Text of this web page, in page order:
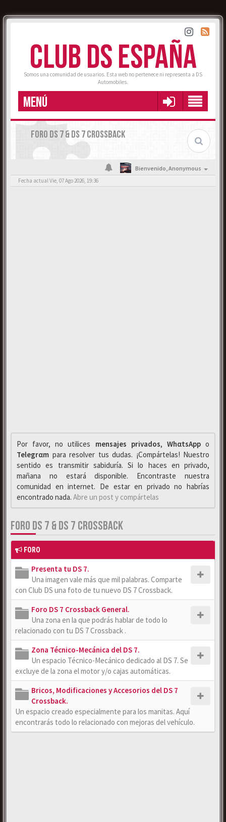
CLUB DS ESPAÑA
Somos una comunidad de usuarios. Esta web no pertenece ni representa a DS
Automobiles.
MENÚ
FORO DS 7 & DS 7 CROSSBACK
Bienvenido,Anonymous
Fecha actual Vie, 07 Ago 2026, 19:36
Por favor, no utilices mensajes privados, WhαtsAppo
Telegrαm para resolver tus dudas. ¡Compártelas! Nuestro
sentido es transmitir sabiduría. Si lo haces en privado,
mañana no estará disponible. Encontraste nuestra
comunidad en internet. De estar en privado no habrías
encontrado nada. Abre un post y compártelas
FORO DS 7 & DS 7 CROSSBACK
FORO
Presenta tu DS 7.
Una imagen vale más que mil palabras. Comparte
con Club DS una foto de tu nuevo DS 7 Crossback.
Foro DS 7 Crossback General.
Una zona en la que podrás hablar de todo lo
relacionado con tu DS 7 Crossback .
Zona Técnico-Mecánica del DS 7.
Un espacio Técnico-Mecánico dedicado al DS 7. Se
excluye de la zona el motor y/o cajas automáticas.
Bricos, Modificaciones y Accesorios del DS 7
Crossback.
Un espacio creado especialmente para los manitas. Aquí
encontrarás todo lo relacionado con mejoras del vehículo.